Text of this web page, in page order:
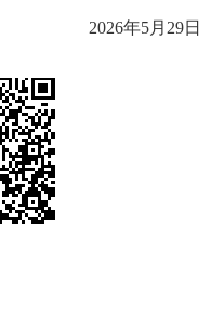
2026年5月29日